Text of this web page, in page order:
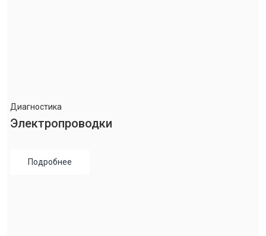
Диагностика
Электропроводки
Подробнее